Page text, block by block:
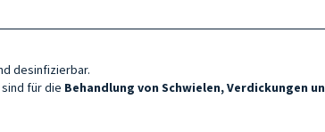
desinfizierbar.
sind für die Behandlung von Schwielen, Verdickungen